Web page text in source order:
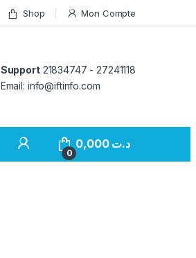
Shop Mon Compte
Support21834747 - 27241118
Email: info@iftinfo.com
0
د.ت 0,000